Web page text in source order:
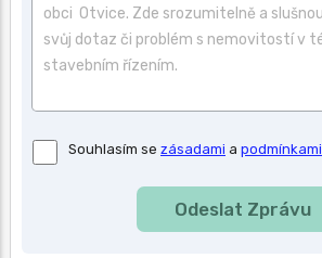
Souhlas
se
Souhlasím se zásadami a podmínkami